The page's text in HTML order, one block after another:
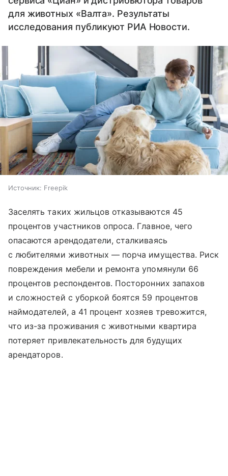
для животных «Валта». Результаты
исследования публикуют РИА Новости.
Источник: Freepik
Заселять таких жильцов отказываются 45
процентов участников опроса. Главное, чего
опасаются арендодатели, сталкиваясь
с любителями животных — порча имущества. Риск
повреждения мебели и ремонта упомянули 66
процентов респондентов. Посторонних запахов
и сложностей с уборкой боятся 59 процентов
наймодателей, а 41 процент хозяев тревожится,
что из-за проживания с животными квартира
потеряет привлекательность для будущих
арендаторов.